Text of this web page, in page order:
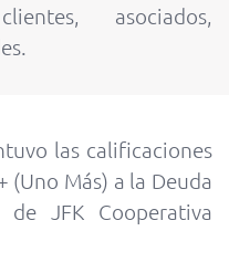
asociados,
las calificaciones
(Uno Más) a la Deuda
JFK Cooperativa